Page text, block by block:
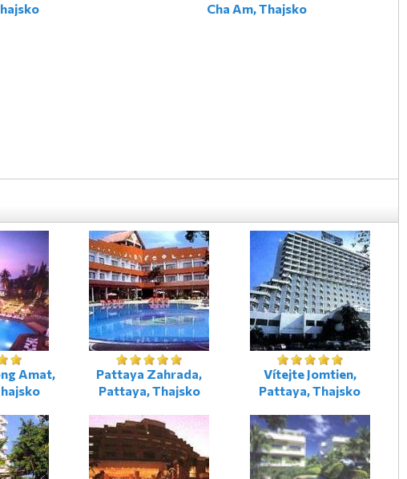
Cha Am, Thajsko
Amat,
Pattaya Zahrada,
Pattaya, Thajsko
Vítejte Jomtien,
Pattaya, Thajsko